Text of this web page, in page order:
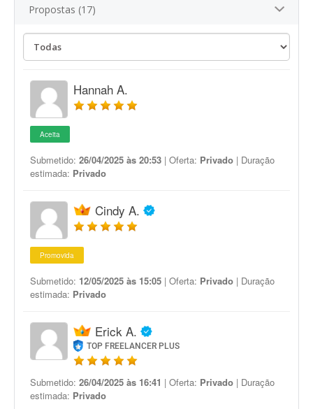
Propostas (17)
Hannah A.
Aceita
Submetido: 26/04/2025 às 20:53 | Oferta: Privado | Duração
estimada: Privado
Cindy A.
Promovida
Submetido: 12/05/2025 às 15:05 | Oferta: Privado | Duração
estimada: Privado
Erick A.
TOP FREELANCER PLUS
Submetido: 26/04/2025 às 16:41 | Oferta: Privado | Duração
estimada: Privado